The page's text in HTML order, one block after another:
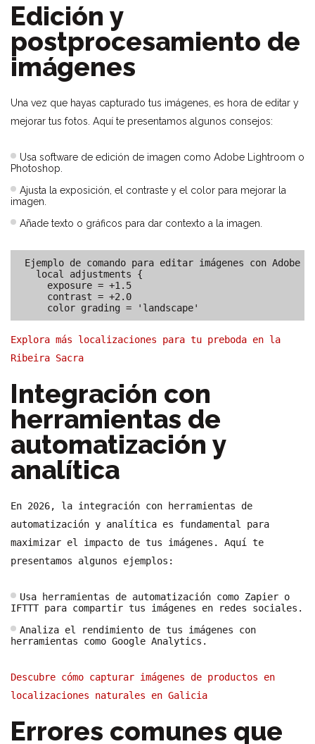
Edición y
postprocesamiento de
imágenes
Una vez que hayas capturado tus imágenes, es hora de editar y
mejorar tus fotos. Aquí te presentamos algunos consejos:
Usa software de edición de imagen como Adobe Lightroom o
Photoshop.
Ajusta la exposición, el contraste y el color para mejorar la
imagen.
Añade texto o gráficos para dar contexto a la imagen.
Ejemplo de comando para editar imágenes con Adobe
local adjustments {
    exposure = +1.5
    contrast = +2.0
    color grading = 'landscape'
Explora más localizaciones para tu preboda en la
Ribeira Sacra
Integración con
herramientas de
automatización y
analítica
En 2026, la integración con herramientas de
automatización y analítica es fundamental para
maximizar el impacto de tus imágenes. Aquí te
presentamos algunos ejemplos:
Usa herramientas de automatización como Zapier o
IFTTT para compartir tus imágenes en redes sociales.
Analiza el rendimiento de tus imágenes con
herramientas como Google Analytics.
Descubre cómo capturar imágenes de productos en
localizaciones naturales en Galicia
Errores comunes que